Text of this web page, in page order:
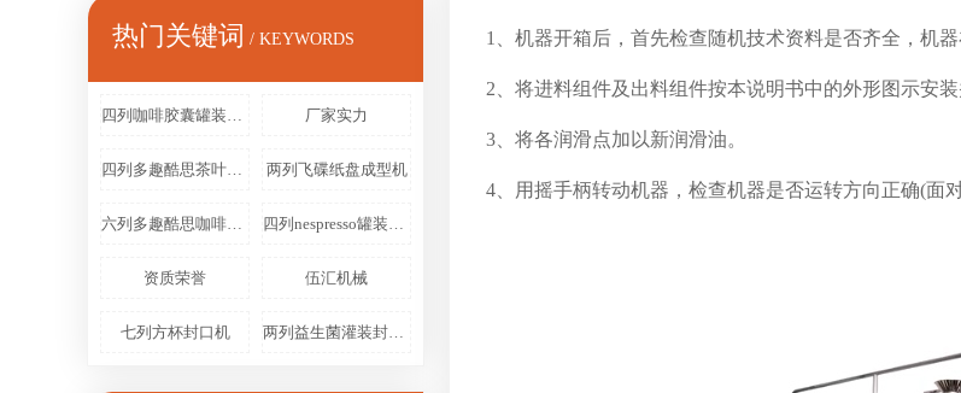
热门关键词 / KEYWORDS
四列咖啡胶囊罐装扣盖机 厂家实力
四列多趣酷思茶叶灌装机 两列飞碟纸盘成型机
六列多趣酷思咖啡胶囊包装机 四列nespresso罐装封口装盒机
资质荣誉 伍汇机械
七列方杯封口机 两列益生菌灌装封口扣盖机
1、机器开箱后，首先检查随机技术资料是否齐全，机
2、将进料组件及出料组件按本说明书中的外形图示安装
3、将各润滑点加以新润滑油。
4、用摇手柄转动机器，检查机器是否运转方向正确(面